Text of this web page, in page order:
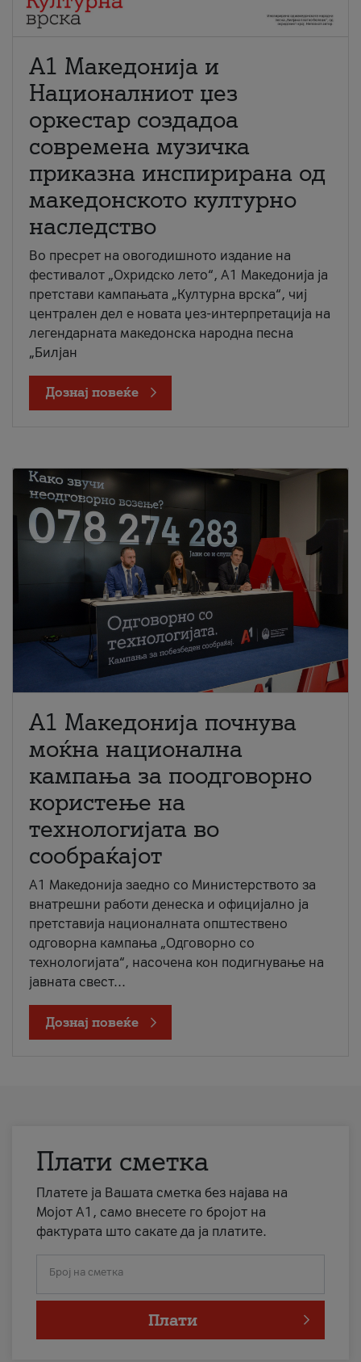
А1 Македонија и
Националниот џез
оркестар создадоа
современа музичка
приказна инспирирана од
македонското културно
наследство
Во пресрет на овогодишното издание на
фестивалот „Охридско лето“, А1 Македонија ја
претстави кампањата „Културна врска“, чиј
централен дел е новата џез-интерпретација на
легендарната македонска народна песна
„Билјан
Дознај повеќе
A1 Македонија почнува
моќна национална
кампања за поодговорно
користење на
технологијата во
сообраќајот
A1 Македонија заедно со Министерството за
внатрешни работи денеска и официјално ја
претставија националната општествено
одговорна кампања „Одговорно со
технологијата“, насочена кон подигнување на
јавната свест...
Дознај повеќе
Плати сметка
Платете ја Вашата сметка без најава на
Мојот А1, само внесете го бројот на
фактурата што сакате да ја платите.
Број на сметка
Плати